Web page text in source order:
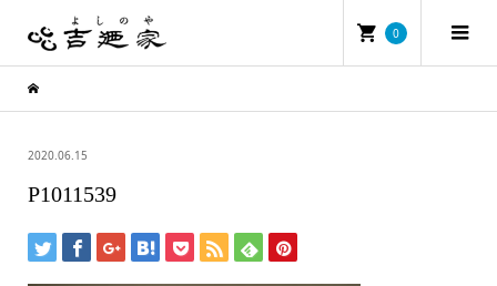
0
2020.06.15
P1011539